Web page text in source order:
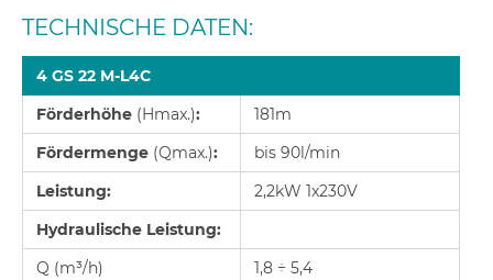
TECHNISCHE DATEN:
4 GS 22 M-L4C
Förderhöhe (Hmax.):
181m
Fördermenge (Qmax.):
bis 90l/min
Leistung:
2,2kW 1x230V
Hydraulische Leistung:
Q (m³/h)
1,8 ÷ 5,4